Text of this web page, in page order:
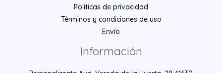
Políticas de privacidad
Términos y condiciones de uso
Envío
Información